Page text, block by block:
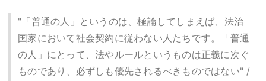
"「普通の人」というのは、極論してしまえば、法治
国家において社会契約に従わない人たちです。「普通
の人」にとって、法やルールというものは正義に次ぐ
ものであり、必ずしも優先されるべきものではない" /